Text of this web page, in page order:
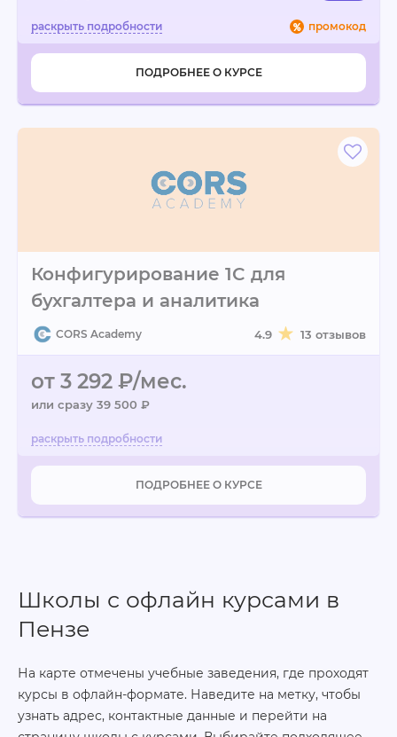
промокод
ПОДРОБНЕЕ О КУРСЕ
Конфигурирование 1C для
бухгалтера и аналитика
CORS Academy 4.9 13 отзывов
от 3 292 ₽/мес.
или сразу 39 500 ₽
ПОДРОБНЕЕ О КУРСЕ
Школы с офлайн курсами в
Пензе
На карте отмечены учебные заведения, где проходят
курсы в офлайн-формате. Наведите на метку, чтобы
узнать адрес, контактные данные и перейти на